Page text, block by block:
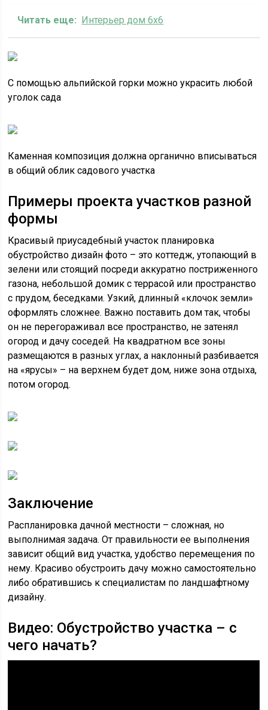
Читать еще: Интерьер дом 6х6
С помощью альпийской горки можно украсить любой
уголок сада
Каменная композиция должна органично вписываться
в общий облик садового участка
Примеры проекта участков разной
формы
Красивый приусадебный участок планировка
обустройство дизайн фото – это коттедж, утопающий в
зелени или стоящий посреди аккуратно постриженного
газона, небольшой домик с террасой или пространство
с прудом, беседками. Узкий, длинный «клочок земли»
оформлять сложнее. Важно поставить дом так, чтобы
он не перегораживал все пространство, не затенял
огород и дачу соседей. На квадратном все зоны
размещаются в разных углах, а наклонный разбивается
на «ярусы» – на верхнем будет дом, ниже зона отдыха,
потом огород.
Заключение
Распланировка дачной местности – сложная, но
выполнимая задача. От правильности ее выполнения
зависит общий вид участка, удобство перемещения по
нему. Красиво обустроить дачу можно самостоятельно
либо обратившись к специалистам по ландшафтному
дизайну.
Видео: Обустройство участка – с
чего начать?